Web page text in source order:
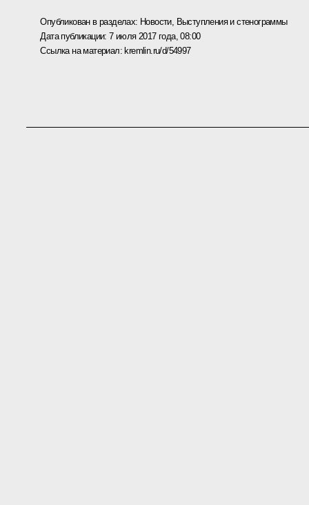
Опубликован в разделах: Новости, Выступления и стенограммы
Дата публикации:7 июля 2017 года, 08:00
Ссылка на материал: kremlin.ru/d/54997